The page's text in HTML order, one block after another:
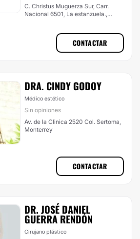
C. Christus Muguerza Sur, Carr.
Nacional 6501, La estanzuela.,
CONTACTAR
DRA. CINDY GODOY
Médico estético
Sin opiniones
Av. de la Clinica 2520 Col. Sertoma,
Monterrey
CONTACTAR
DR. JOSÉ DANIEL
GUERRA RENDÓN
Cirujano plástico